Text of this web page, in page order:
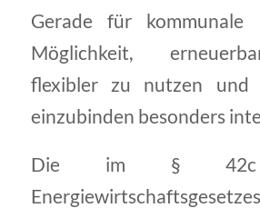
Gerade für
Möglichkeit,
flexibler zu nutzen und
einzubinden besonders
Die im §